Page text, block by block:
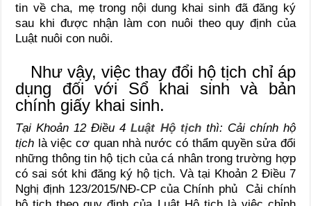
tin về cha, mẹ trong nội dung khai sinh đã đăng ký
sau khi được nhận làm con nuôi theo quy định của
Luật nuôi con nuôi.
Như vậy, việc thay đổi hộ tịch chỉ áp
dụng đối với Sổ khai sinh và bản
chính giấy khai sinh.
Tại Khoản 12 Điều 4Luật Hộ tịchthì: Cải chính hộ
tịch là việc cơ quan nhà nước có thẩm quyền sửa đổi
những thông tin hộ tịch của cá nhân trong trường hợp
có sai sót khi đăng ký hộ tịch. Và tại Khoản 2 Điều 7
Nghị định 123/2015/NĐ-CP của Chính phủ Cải chính